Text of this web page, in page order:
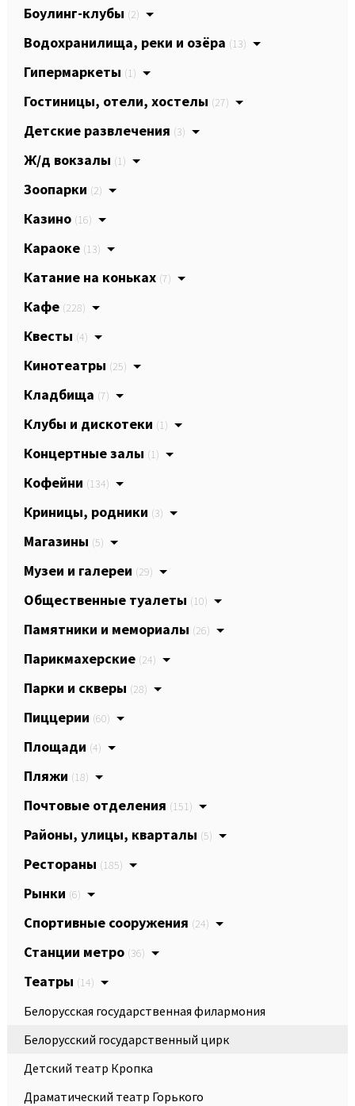
Боулинг-клубы (2)
Водохранилища, реки и озёра (13)
Гипермаркеты (1)
Гостиницы, отели, хостелы (27)
Детские развлечения (3)
Ж/д вокзалы (1)
Зоопарки (2)
Казино (16)
Караоке (13)
Катание на коньках (7)
Кафе (228)
Квесты (4)
Кинотеатры (25)
Кладбища (7)
Клубы и дискотеки (1)
Концертные залы (1)
Кофейни (134)
Криницы, родники (3)
Магазины (5)
Музеи и галереи (29)
Общественные туалеты (10)
Памятники и мемориалы (26)
Парикмахерские (24)
Парки и скверы (28)
Пиццерии (60)
Площади (4)
Пляжи (18)
Почтовые отделения (151)
Районы, улицы, кварталы (5)
Рестораны (185)
Рынки (6)
Спортивные сооружения (24)
Станции метро (36)
Театры (14)
Белорусская государственная филармония
Белорусский государственный цирк
Детский театр Кропка
Драматический театр Горького